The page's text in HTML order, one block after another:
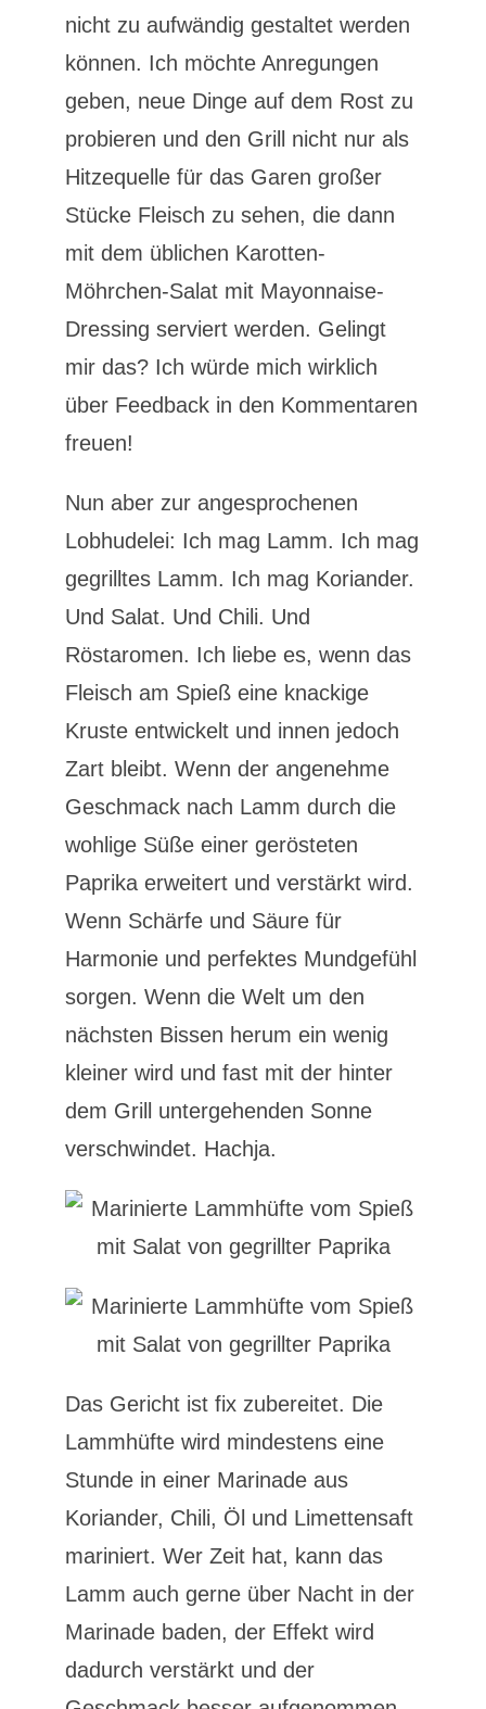
nicht zu aufwändig gestaltet werden
können. Ich möchte Anregungen
geben, neue Dinge auf dem Rost zu
probieren und den Grill nicht nur als
Hitzequelle für das Garen großer
Stücke Fleisch zu sehen, die dann
mit dem üblichen Karotten-
Möhrchen-Salat mit Mayonnaise-
Dressing serviert werden. Gelingt
mir das? Ich würde mich wirklich
über Feedback in den Kommentaren
freuen!
Nun aber zur angesprochenen
Lobhudelei: Ich mag Lamm. Ich mag
gegrilltes Lamm. Ich mag Koriander.
Und Salat. Und Chili. Und
Röstaromen. Ich liebe es, wenn das
Fleisch am Spieß eine knackige
Kruste entwickelt und innen jedoch
Zart bleibt. Wenn der angenehme
Geschmack nach Lamm durch die
wohlige Süße einer gerösteten
Paprika erweitert und verstärkt wird.
Wenn Schärfe und Säure für
Harmonie und perfektes Mundgefühl
sorgen. Wenn die Welt um den
nächsten Bissen herum ein wenig
kleiner wird und fast mit der hinter
dem Grill untergehenden Sonne
verschwindet. Hachja.
Das Gericht ist fix zubereitet. Die
Lammhüfte wird mindestens eine
Stunde in einer Marinade aus
Koriander, Chili, Öl und Limettensaft
mariniert. Wer Zeit hat, kann das
Lamm auch gerne über Nacht in der
Marinade baden, der Effekt wird
dadurch verstärkt und der